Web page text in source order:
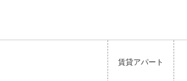
賃貸アパート